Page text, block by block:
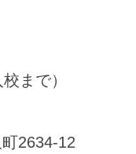
まで）
2634-12